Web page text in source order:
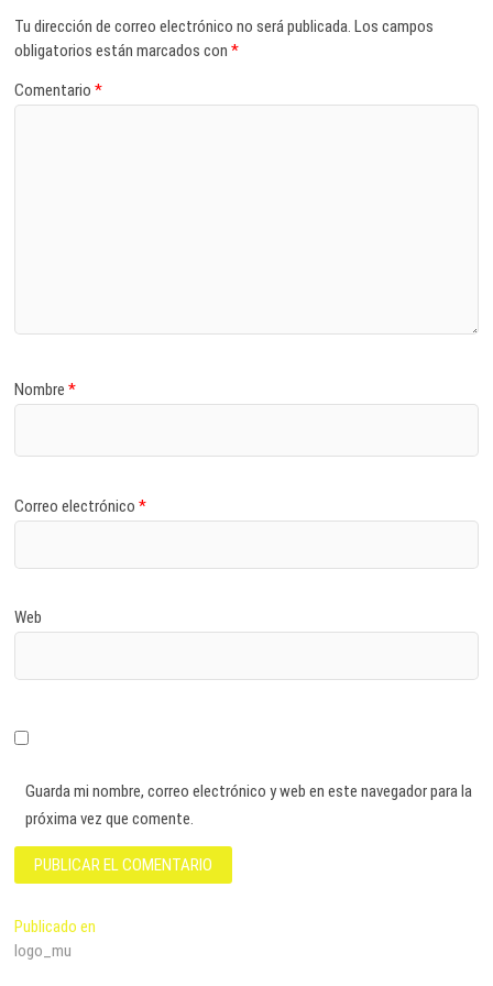
Tu dirección de correo electrónico no será publicada. Los campos
obligatorios están marcados con*
Comentario*
Nombre*
Correo electrónico*
Web
Guarda mi nombre, correo electrónico y web en este navegador para la
próxima vez que comente.
Navegación
de
Publicado en
logo_mu